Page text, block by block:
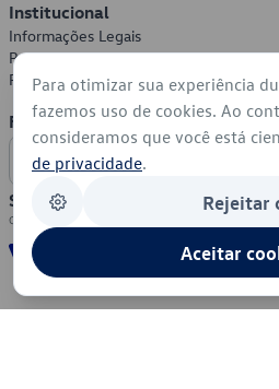
Institucional
Informações Legais
Política de Privacidade
Política de Cookies
Formas de Pagamento
Segurança
Para otimizar sua experiência
fazemos uso de cookies. Ao
consideramos que você está
de privacidade.
Rejeitar
Aceitar